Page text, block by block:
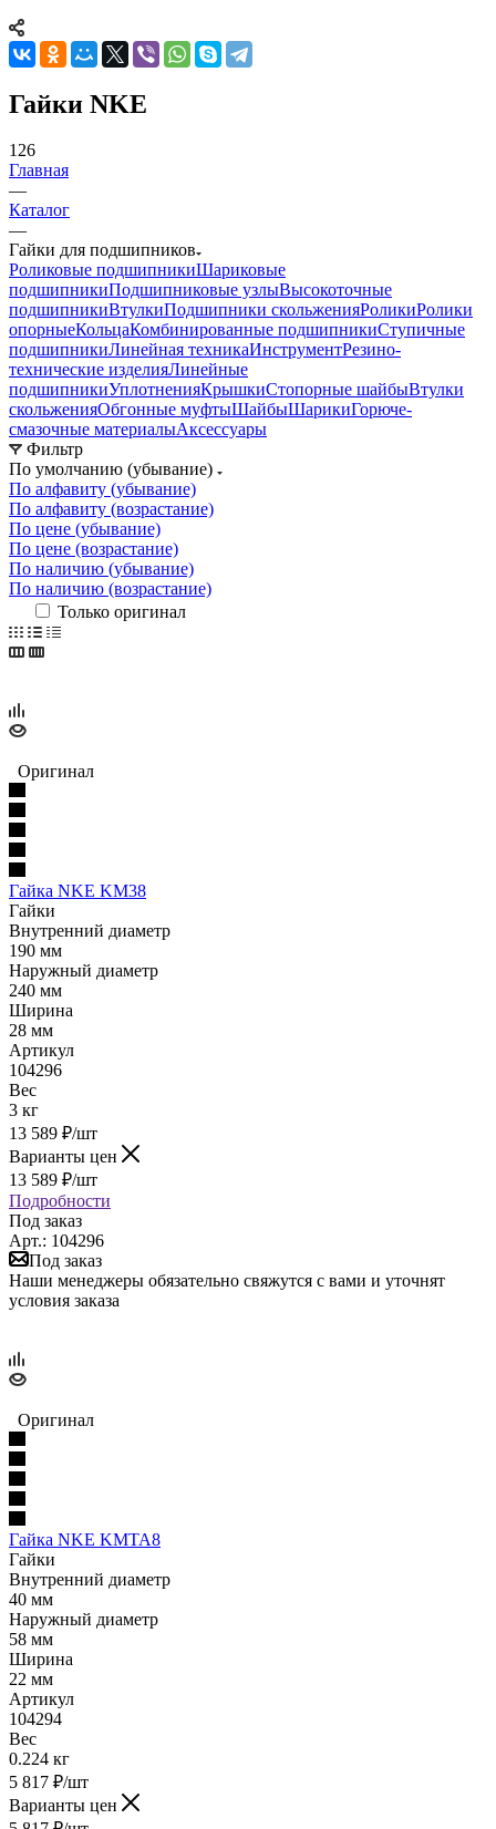
Гайки NKE
126
Главная
—
Каталог
—
Гайки для подшипников
Роликовые подшипникиШариковые
подшипникиПодшипниковые узлыВысокоточные
подшипникиВтулкиПодшипники скольженияРоликиРолики
опорныеКольцаКомбинированные подшипникиСтупичные
подшипникиЛинейная техникаИнструментРезино-
технические изделияЛинейные
подшипникиУплотненияКрышкиСтопорные шайбыВтулки
скольженияОбгонные муфтыШайбыШарикиГорюче-
смазочные материалыАксессуары
Фильтр
По умолчанию (убывание)
По алфавиту (убывание)
По алфавиту (возрастание)
По цене (убывание)
По цене (возрастание)
По наличию (убывание)
По наличию (возрастание)
Только оригинал
Оригинал
Гайка NKE KM38
Гайки
Внутренний диаметр
190 мм
Наружный диаметр
240 мм
Ширина
28 мм
Артикул
104296
Вес
3 кг
13 589 ₽/шт
Варианты цен
13 589 ₽/шт
Подробности
Под заказ
Арт.: 104296
Под заказ
Наши менеджеры обязательно свяжутся с вами и уточнят
условия заказа
Оригинал
Гайка NKE KMTA8
Гайки
Внутренний диаметр
40 мм
Наружный диаметр
58 мм
Ширина
22 мм
Артикул
104294
Вес
0.224 кг
5 817 ₽/шт
Варианты цен